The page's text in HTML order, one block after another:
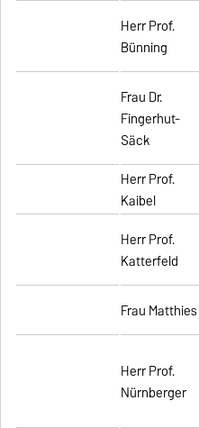
Herr Prof.
Bünning
Frau Dr.
Fingerhut-
Säck
Herr Prof.
Kaibel
Herr Prof.
Katterfeld
Frau Matthies
Herr Prof.
Nürnberger